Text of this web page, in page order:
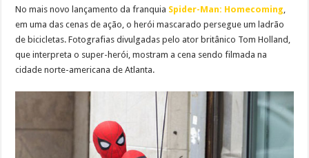
No mais novo lançamento da franquia Spider-Man: Homecoming
em uma das cenas de ação, o herói mascarado persegue um ladrão
de bicicletas. Fotografias divulgadas pelo ator britânico Tom Holland,
que interpreta o super-herói, mostram a cena sendo filmada na
cidade norte-americana de Atlanta.